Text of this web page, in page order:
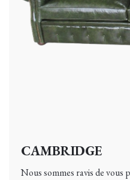
CAMBRIDGE
Nous sommes ravis de